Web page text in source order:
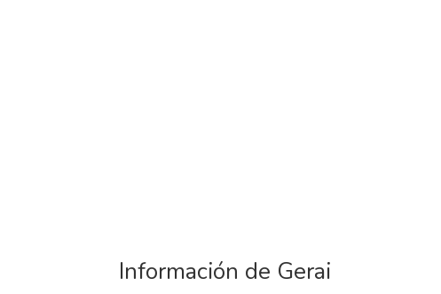
Información de Gerai